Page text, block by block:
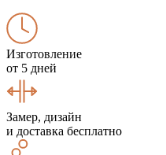
Изготовление
от 5 дней
Замер, дизайн
и доставка бесплатно